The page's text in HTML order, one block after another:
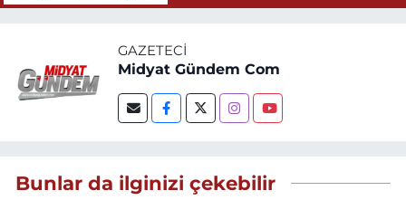
GAZETECI
Midyat Gündem Com
Bunlar da ilginizi çekebilir